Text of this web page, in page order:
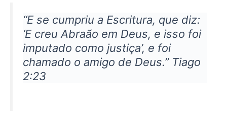
“E se cumpriu a Escritura, que diz:
‘E creu Abraão em Deus, e isso foi
imputado como justiça’, e foi
chamado o amigo de Deus.” Tiago
2:23